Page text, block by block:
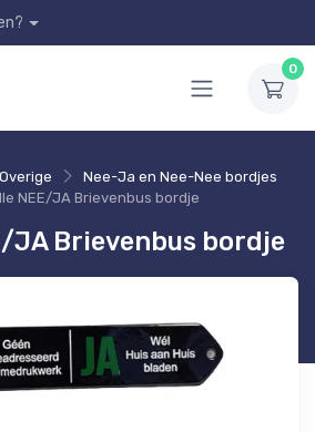
0
Overige
Nee-Ja en Nee-Nee bordjes
NEE/JA Brievenbus bordje
JA Brievenbus bordje